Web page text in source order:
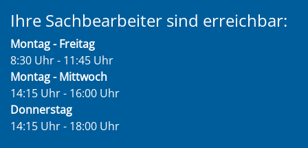
Ihre Sachbearbeiter sind erreichbar:
Montag - Freitag
8:30 Uhr - 11:45 Uhr
Montag - Mittwoch
14:15 Uhr - 16:00 Uhr
Donnerstag
14:15 Uhr - 18:00 Uhr